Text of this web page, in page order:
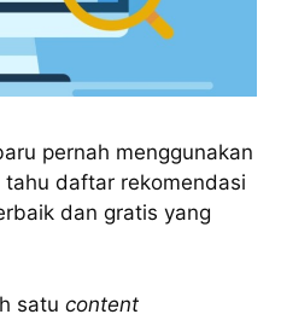
pernah menggunakan
tahu daftar rekomendasi
dan gratis yang
satu content